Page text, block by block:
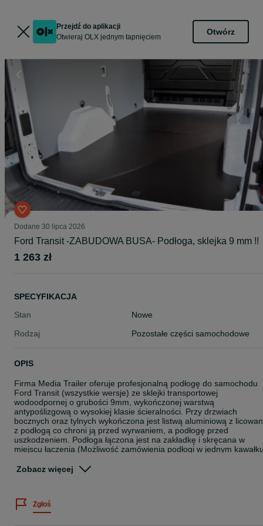
Przejdź do aplikacji
Otwieraj OLX jednym tapnięciem
Otwórz
Dodane 30 lipca 2026
Ford Transit -ZABUDOWA BUSA- Podłoga, sklejka 9 mm !!
1 263 zł
SPECYFIKACJA
Stan
Nowe
Rodzaj
Pozostałe części samochodowe
OPIS
Firma Media Trailer oferuje profesjonalną podłogę do samochodu
Ford Transit (wszystkie wersje) ze sklejki transportowej
wodoodpornej o grubości 9mm, wykończonej warstwą
antypoślizgową o wysokiej klasie ścieralności. Przy drzwiach
bocznych oraz tylnych wykończona jest listwą aluminiową z
z podłogą co chroni ją przed wyrwaniem, a podłogę przed
uszkodzeniem. Podłoga łączona jest na zakładkę i skręcana w
miejscu łączenia (Możliwość zamówienia podłogi w jednym
dołączone
są niezbędne elementy montażowe, co sprawia, że można
Zobacz więcej
Zgłoś